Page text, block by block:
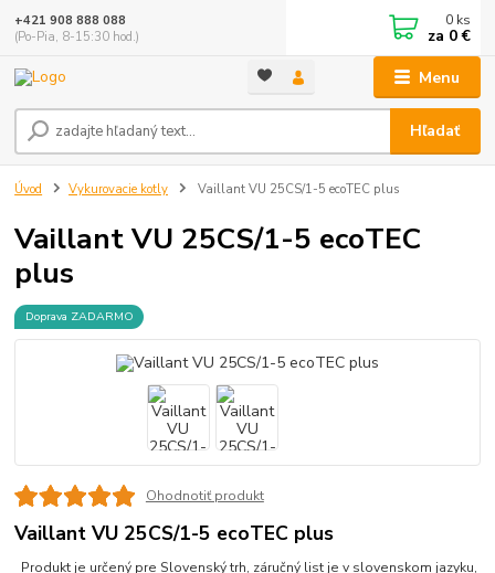
Menu
Hľadať
+421 908 888 088
(Po-Pia, 8-15:30 hod.)
0 ks
za 0 €
Úvod Vykurovacie kotly Vaillant VU 25CS/1-5 ecoTEC plus
Vaillant VU 25CS/1-5 ecoTEC
plus
Doprava ZADARMO
Ohodnotiť produkt
Vaillant VU 25CS/1-5 ecoTEC plus
Produkt je určený pre Slovenský trh, záručný list je v slovenskom jazyku,